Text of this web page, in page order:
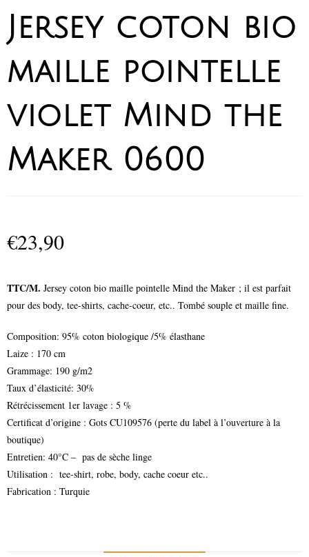
Jersey coton bio
maille pointelle
violet Mind the
Maker 0600
€23,90
TTC/M. Jersey coton bio maille pointelle Mind the Maker ; il est parfait
pour des body, tee-shirts, cache-coeur, etc.. Tombé souple et maille fine.
Composition: 95% coton biologique /5% élasthane
Laize : 170 cm
Grammage: 190 g/m2
Taux d’élasticité: 30%
Rétrécissement 1er lavage : 5 %
Certificat d’origine : Gots CU109576 (perte du label à l’ouverture à la
boutique)
Entretien: 40°C – pas de sèche linge
Utilisation : tee-shirt, robe, body, cache coeur etc..
Fabrication : Turquie